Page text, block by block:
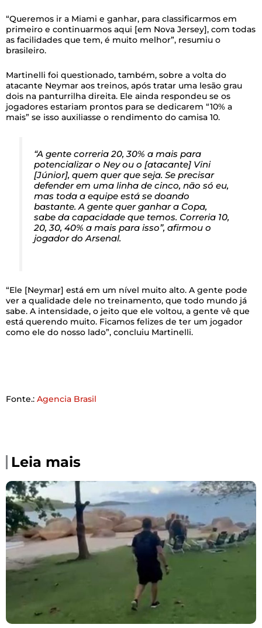
“Queremos ir a Miami e ganhar, para classificarmos em
primeiro e continuarmos aqui [em Nova Jersey], com todas
as facilidades que tem, é muito melhor”, resumiu o
brasileiro.
Martinelli foi questionado, também, sobre a volta do
atacante Neymar aos treinos, após tratar uma lesão grau
dois na panturrilha direita. Ele ainda respondeu se os
jogadores estariam prontos para se dedicarem “10% a
mais” se isso auxiliasse o rendimento do camisa 10.
“A gente correria 20, 30% a mais para
potencializar o Ney ou o [atacante] Vini
[Júnior], quem quer que seja. Se precisar
defender em uma linha de cinco, não só eu,
mas toda a equipe está se doando
bastante. A gente quer ganhar a Copa,
sabe da capacidade que temos. Correria 10,
20, 30, 40% a mais para isso”, afirmou o
jogador do Arsenal.
“Ele [Neymar] está em um nível muito alto. A gente pode
ver a qualidade dele no treinamento, que todo mundo já
sabe. A intensidade, o jeito que ele voltou, a gente vê que
está querendo muito. Ficamos felizes de ter um jogador
como ele do nosso lado”, concluiu Martinelli.
Fonte.: Agencia Brasil
Leia mais